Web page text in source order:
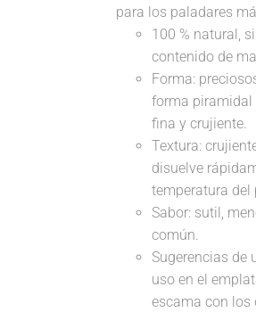
para los paladares
100 % natural,
contenido de
Forma:
forma piramidal
fina y crujiente.
Textura:
disuelve
temperatura del
Sabor: sutil,
común.
Sugerencias de
uso en el
escama con los